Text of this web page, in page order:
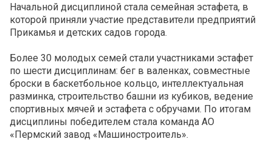
Начальной дисциплиной стала семейная эстафета, в
которой приняли участие представители предприятий
Прикамья и детских садов города.
Более 30 молодых семей стали участниками эстафет
по шести дисциплинам: бег в валенках, совместные
броски в баскетбольное кольцо, интеллектуальная
разминка, строительство башни из кубиков, ведение
спортивных мячей и эстафета с обручами. По итогам
дисциплины победителем стала команда АО
«Пермский завод «Машиностроитель».